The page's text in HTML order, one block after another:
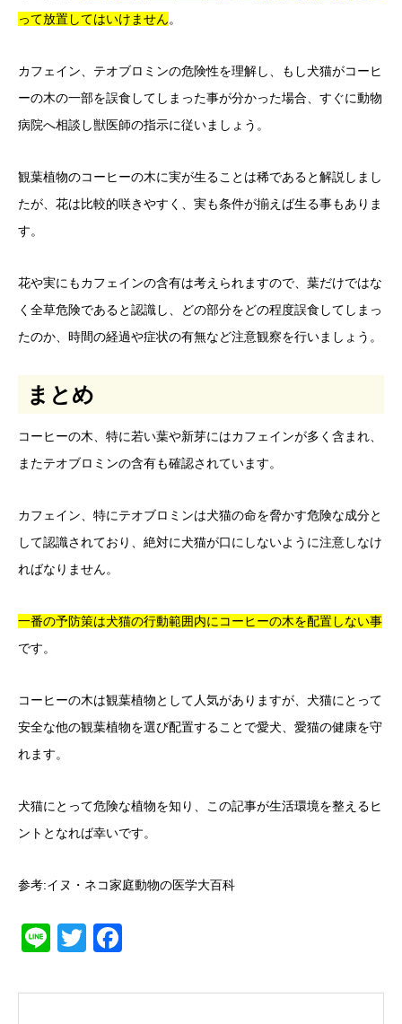
って放置してはいけません。
カフェイン、テオブロミンの危険性を理解し、もし犬猫がコーヒ
ーの木の一部を誤食してしまった事が分かった場合、すぐに動物
病院へ相談し獣医師の指示に従いましょう。
観葉植物のコーヒーの木に実が生ることは稀であると解説しまし
たが、花は比較的咲きやすく、実も条件が揃えば生る事もありま
す。
花や実にもカフェインの含有は考えられますので、葉だけではな
く全草危険であると認識し、どの部分をどの程度誤食してしまっ
たのか、時間の経過や症状の有無など注意観察を行いましょう。
まとめ
コーヒーの木、特に若い葉や新芽にはカフェインが多く含まれ、
またテオブロミンの含有も確認されています。
カフェイン、特にテオブロミンは犬猫の命を脅かす危険な成分と
して認識されており、絶対に犬猫が口にしないように注意しなけ
ればなりません。
一番の予防策は犬猫の行動範囲内にコーヒーの木を配置しない事
です。
コーヒーの木は観葉植物として人気がありますが、犬猫にとって
安全な他の観葉植物を選び配置することで愛犬、愛猫の健康を守
れます。
犬猫にとって危険な植物を知り、この記事が生活環境を整えるヒ
ントとなれば幸いです。
参考:イヌ・ネコ家庭動物の医学大百科
LineTwitter